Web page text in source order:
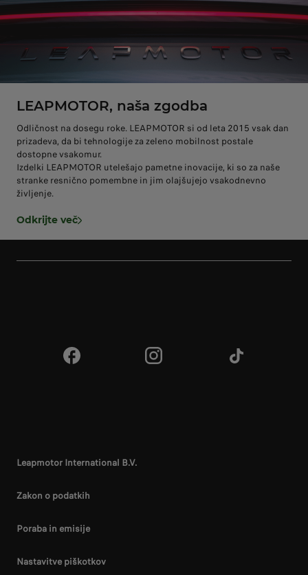
LEAPMOTOR, naša zgodba
Odličnost na dosegu roke. LEAPMOTOR si od leta 2015 vsak dan
prizadeva, da bi tehnologije za zeleno mobilnost postale
dostopne vsakomur.
Izdelki LEAPMOTOR utelešajo pametne inovacije, ki so za naše
stranke resnično pomembne in jim olajšujejo vsakodnevno
življenje.
Odkrijte več
Leapmotor International B.V.
Zakon o podatkih
Poraba in emisije
Nastavitve piškotkov